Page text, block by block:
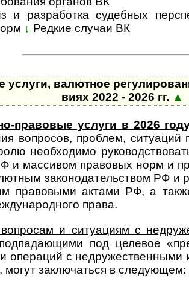
и разработка судебных
↓ Редкие случаи ВК
услуги, валютное
виях 2022 - 2026 гг. ▲
правовые услуги в 2026
воп­ро­сов, про­б­лем,
необ­хо­димо
и мас­си­вом пра­во­вых норм и
за­ко­но­да­тель­ст­вом РФ и
пра­во­выми актами РФ, а
права.
и ситуациям с
под целе­вое
опе­ра­ций с
могут заклю­ча­ться в сле­дующем: